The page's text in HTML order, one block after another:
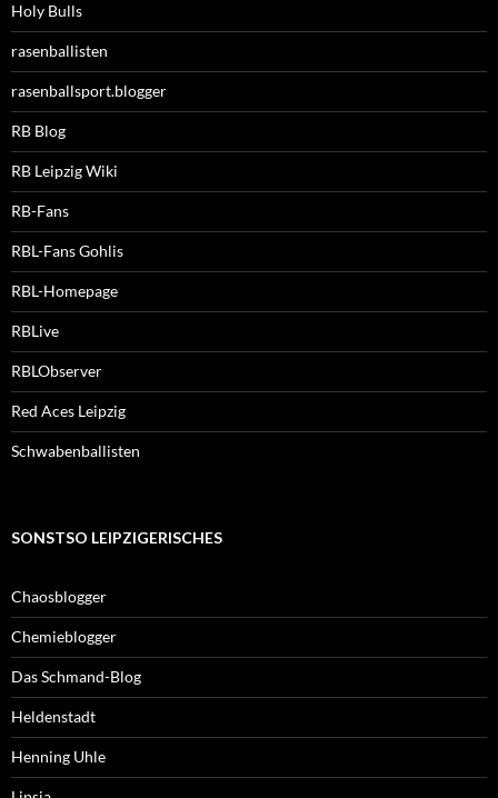
Holy Bulls
rasenballisten
rasenballsport.blogger
RB Blog
RB Leipzig Wiki
RB-Fans
RBL-Fans Gohlis
RBL-Homepage
RBLive
RBLObserver
Red Aces Leipzig
Schwabenballisten
SONSTSO LEIPZIGERISCHES
Chaosblogger
Chemieblogger
Das Schmand-Blog
Heldenstadt
Henning Uhle